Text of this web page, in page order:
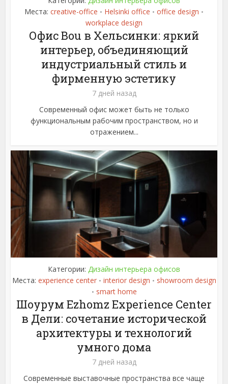
Места: creative-office • Helsinki office • office design •
workplace design
Офис Bou в Хельсинки: яркий
интерьер, объединяющий
индустриальный стиль и
фирменную эстетику
7 дней назад
Современный офис может быть не только
функциональным рабочим пространством, но и
отражением...
Категории: Дизайн интерьера офисов
Места: experience center • interior design • showroom design
• smart home
Шоурум Ezhomz Experience Center
в Дели: сочетание исторической
архитектуры и технологий
умного дома
7 дней назад
Современные выставочные пространства все чаще